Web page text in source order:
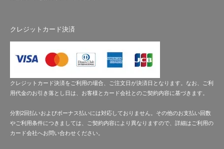
クレジットカード決済
クレジットカード決済をご利用の場合、ご注文日が決済日となります。なお、ご利
用代金のお引き落とし日は、お客様とカード会社とのご契約内容に基づきます。
分割2回払いおよびボーナス払いには対応しておりません。その他のお支払い回数
やご利用条件につきましては、ご契約内容により異なりますので、詳細はご利用の
カード会社へお問い合わせください。